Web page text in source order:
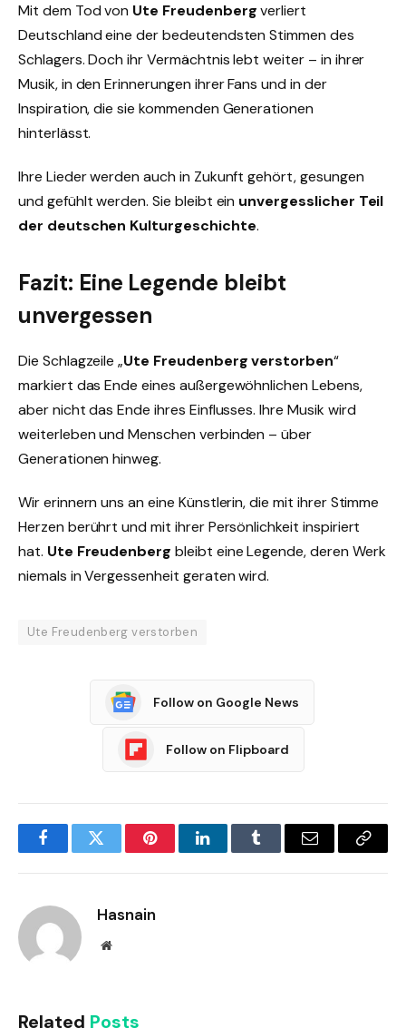
Mit dem Tod von Ute Freudenbergverliert
Deutschland eine der bedeutendsten Stimmen des
Schlagers. Doch ihr Vermächtnis lebt weiter – in ihrer
Musik, in den Erinnerungen ihrer Fans und in der
Inspiration, die sie kommenden Generationen
hinterlässt.
Ihre Lieder werden auch in Zukunft gehört, gesungen
und gefühlt werden. Sie bleibt ein unvergesslicher Teil
der deutschen Kulturgeschichte.
Fazit: Eine Legende bleibt
unvergessen
Die Schlagzeile „Ute Freudenberg verstorben“
markiert das Ende eines außergewöhnlichen Lebens,
aber nicht das Ende ihres Einflusses. Ihre Musik wird
weiterleben und Menschen verbinden – über
Generationen hinweg.
Wir erinnern uns an eine Künstlerin, die mit ihrer Stimme
Herzen berührt und mit ihrer Persönlichkeit inspiriert
hat. Ute Freudenberg bleibt eine Legende, deren Werk
niemals in Vergessenheit geraten wird.
Ute Freudenberg verstorben
Follow on Google News
Follow on Flipboard
FacebookTwitter PinterestLinkedInTumblr Email
Copy
Hasnain
Website
Related Posts